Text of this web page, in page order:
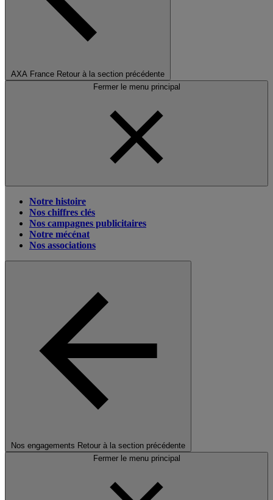
AXA France Retour à la section précédente
Fermer le menu principal
Notre histoire
Nos chiffres clés
Nos campagnes publicitaires
Notre mécénat
Nos associations
Nos engagements Retour à la section précédente
Fermer le menu principal